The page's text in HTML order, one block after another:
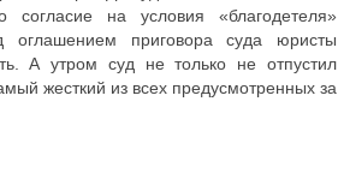
на условия «благодетеля»
оглашением приговора суда юристы
А утром суд не только не отпустил
жесткий из всех предусмотренных за